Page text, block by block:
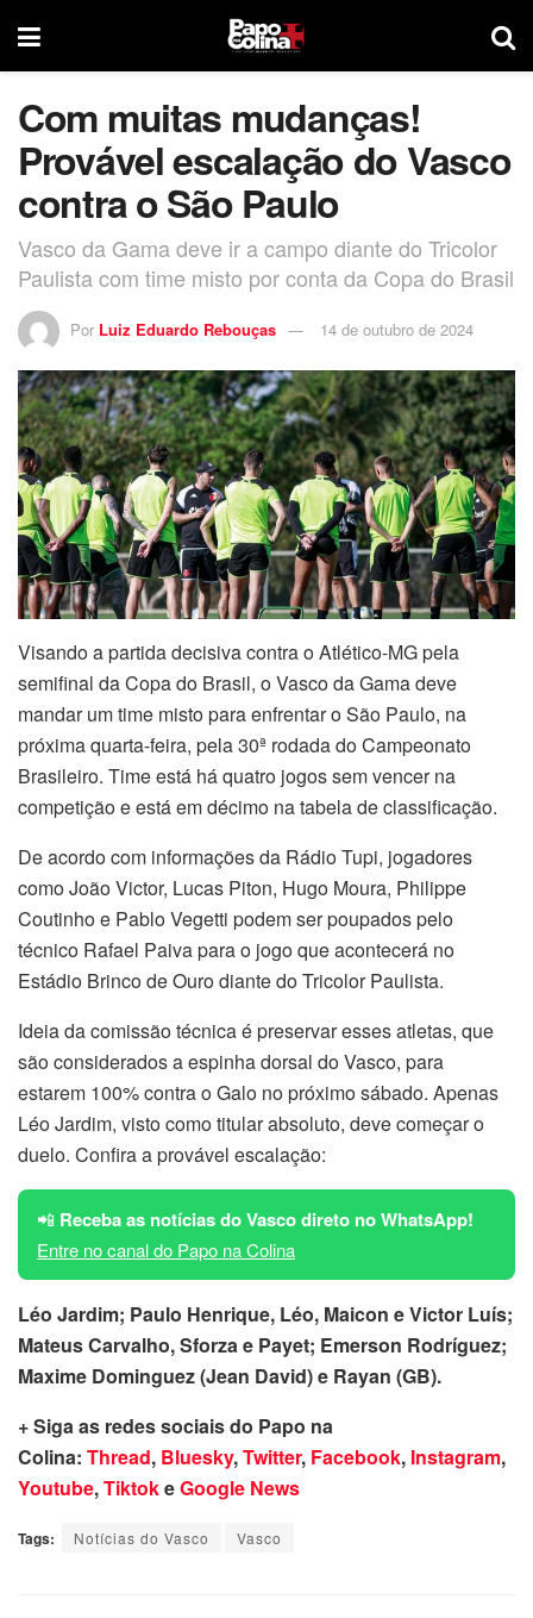
Com muitas mudanças!
Provável escalação do Vasco
contra o São Paulo
Vasco da Gama deve ir a campo diante do Tricolor
Paulista com time misto por conta da Copa do Brasil
Por Luiz Eduardo Rebouças 14 de outubro de 2024
Visando a partida decisiva contra o Atlético-MG pela
semifinal da Copa do Brasil, o Vasco da Gama deve
mandar um time misto para enfrentar o São Paulo, na
próxima quarta-feira, pela 30ª rodada do Campeonato
Brasileiro. Time está há quatro jogos sem vencer na
competição e está em décimo na tabela de classificação.
De acordo com informações da Rádio Tupi, jogadores
como João Victor, Lucas Piton, Hugo Moura, Philippe
Coutinho e Pablo Vegetti podem ser poupados pelo
técnico Rafael Paiva para o jogo que acontecerá no
Estádio Brinco de Ouro diante do Tricolor Paulista.
Ideia da comissão técnica é preservar esses atletas, que
são considerados a espinha dorsal do Vasco, para
estarem 100% contra o Galo no próximo sábado. Apenas
Léo Jardim, visto como titular absoluto, deve começar o
duelo. Confira a provável escalação:
📲 Receba as notícias do Vasco direto no WhatsApp!
Entre no canal do Papo na Colina
Léo Jardim; Paulo Henrique, Léo, Maicon e Victor Luís;
Mateus Carvalho, Sforza e Payet; Emerson Rodríguez;
Maxime Dominguez (Jean David) e Rayan (GB).
+ Siga as redes sociais do Papo na
Colina: Thread, Bluesky,Twitter, Facebook, Instagram,
Youtube,TiktokeGoogle News
Tags: Notícias do Vasco Vasco